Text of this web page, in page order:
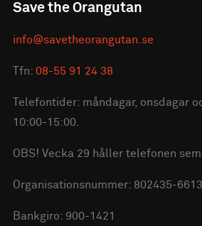
Save the Orangutan
info@savetheorangutan.se
Tfn: 08-55 91 24 38
Telefontider: måndagar, onsdagar
10:00-15:00.
OBS! Vecka 29 håller telefonen
Organisationsnummer: 802435-6613
Bankgiro: 900-1421